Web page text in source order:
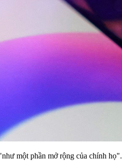
một phần mở rộng của chính họ".